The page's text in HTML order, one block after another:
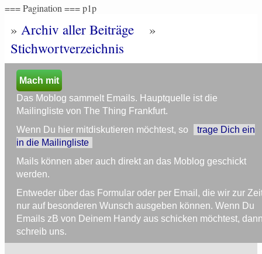
=== Pagination === p1p
» Archiv aller Beiträge
»
Stichwortverzeichnis
Mach mit
Das Moblog sammelt Emails. Hauptquelle ist die
Mailingliste von The Thing Frankfurt.
Wenn Du hier mitdiskutieren möchtest, so
trage Dich ein
in die Mailingliste
Mails können aber auch direkt an das Moblog geschickt
werden.
Entweder über das Formular oder per Email, die wir zur
nur auf besonderen Wunsch ausgeben können. Wenn Du
Emails zB von Deinem Handy aus schicken möchtest,
schreib uns.